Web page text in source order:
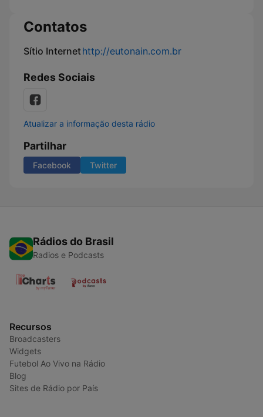
Contatos
Sítio Internethttp://eutonain.com.br
Redes Sociais
Atualizar a informação desta rádio
Partilhar
Facebook Twitter
Rádios do Brasil
Radios e Podcasts
Recursos
Broadcasters
Widgets
Futebol Ao Vivo na Rádio
Blog
Sites de Rádio por País